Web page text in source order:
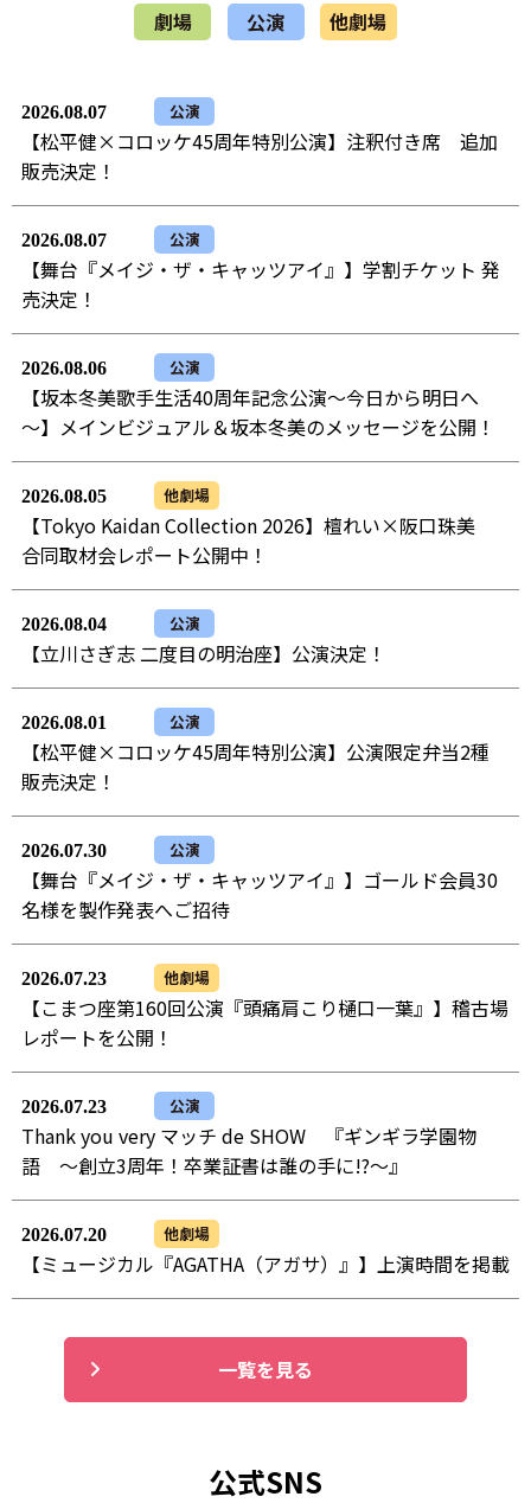
劇場 公演 他劇場
2026.08.07 公演
【松平健×コロッケ45周年特別公演】注釈付き席 追加
販売決定！
2026.08.07 公演
【舞台『メイジ・ザ・キャッツアイ』】学割チケット 発
売決定！
2026.08.06 公演
【坂本冬美歌手生活40周年記念公演～今日から明日へ
～】メインビジュアル＆坂本冬美のメッセージを公開！
2026.08.05 他劇場
【Tokyo Kaidan Collection 2026】檀れい×阪口珠美
合同取材会レポート公開中！
2026.08.04 公演
【立川さぎ志 二度目の明治座】公演決定！
2026.08.01 公演
【松平健×コロッケ45周年特別公演】公演限定弁当2種
販売決定！
2026.07.30 公演
【舞台『メイジ・ザ・キャッツアイ』】ゴールド会員30
名様を製作発表へご招待
2026.07.23 他劇場
【こまつ座第160回公演『頭痛肩こり樋口一葉』】稽古場
レポートを公開！
2026.07.23 公演
Thank you very マッチ de SHOW 『ギンギラ学園物
語 ～創立3周年！卒業証書は誰の手に!?～』
2026.07.20 他劇場
【ミュージカル『AGATHA（アガサ）』】上演時間を掲載
一覧を見る
公式SNS